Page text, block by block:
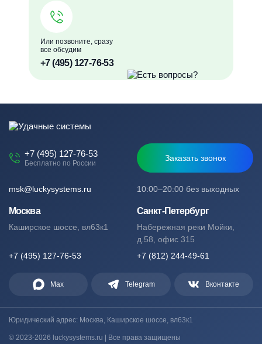
Или позвоните, сразу
все обсудим
+7 (495) 127-76-53
+7 (495) 127-76-53
Бесплатно по России
Заказать звонок
10:00–20:00 без выходных
msk@luckysystems.ru
Москва
Каширское шоссе, вл63к1
+7 (495) 127-76-53
Санкт-Петербург
Набережная реки Мойки,
д.58, офис 315
+7 (812) 244-49-61
Max Telegram Вконтакте
Юридический адрес: Москва, Каширское шоссе, вл63к1
© 2023-2026 luckysystems.ru | Все права защищены